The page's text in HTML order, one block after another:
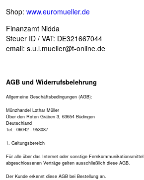
Shop: www.euromueller.de
Finanzamt Nidda
Steuer ID / VAT: DE321667044
email: s.u.l.mueller@t-online.de
AGB und Widerrufsbelehrung
Allgemeine Geschäftsbedingungen (AGB):
Münzhandel Lothar Müller
Über den Roten Gräben 3, 63654 Büdingen
Deutschland
Tel.: 06042 - 953087
1. Geltungsbereich
Für alle über das Internet oder sonstige Fernkommunikationsmittel
abgeschlossenen Verträge gelten ausschließlich diese AGB.
Der Kunde erkennt diese AGB bei Bestellung an.